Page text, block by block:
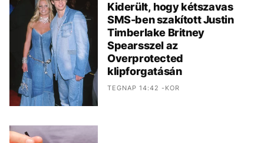
Kiderült, hogy kétszavas
SMS-ben szakított Justin
Timberlake Britney
Spearsszel az
Overprotected
klipforgatásán
TEGNAP 14:42 -KOR